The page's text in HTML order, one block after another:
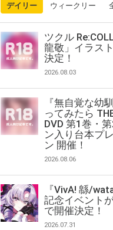
デイリー ウィークリー
ツクル
龍敬」イラス
決定！
2026.08.03
『無自覚な幼
ってみたら
DVD 第1巻・
ン入り台本プ
ン 開催！
2026.08.06
『VivA! 緜/
記念イベント
で開催決定！
2026.07.31